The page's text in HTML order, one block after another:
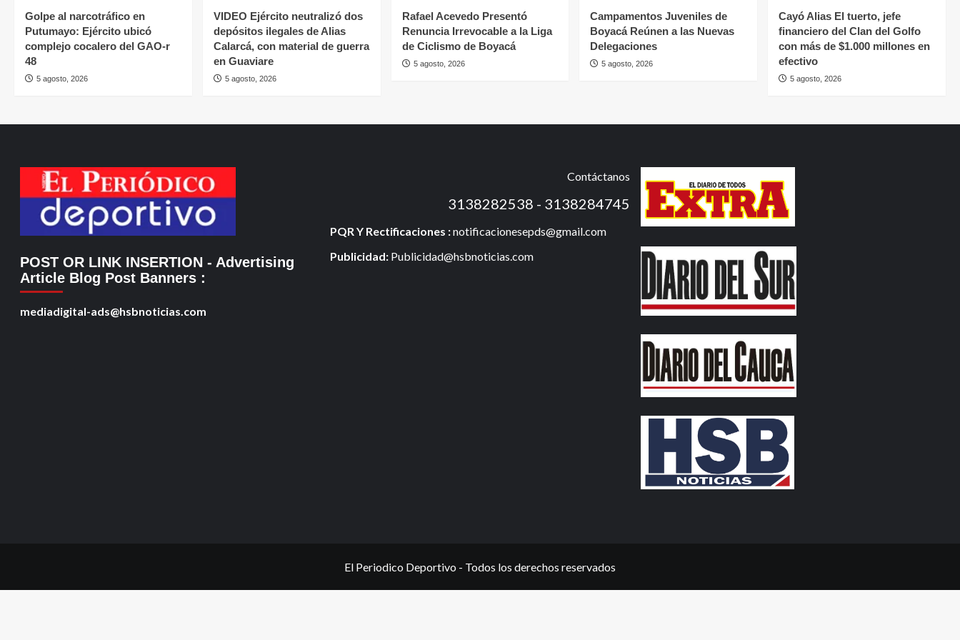
Golpe al narcotráfico en
Putumayo: Ejército ubicó
complejo cocalero del GAO-r
48
5 agosto, 2026
VIDEO Ejército neutralizó dos
depósitos ilegales de Alias
Calarcá, con material de guerra
en Guaviare
5 agosto, 2026
Rafael Acevedo Presentó
Renuncia Irrevocable a la Liga
de Ciclismo de Boyacá
5 agosto, 2026
Campamentos Juveniles de
Boyacá Reúnen a las Nuevas
Delegaciones
5 agosto, 2026
Cayó Alias El tuerto, jefe
financiero del Clan del Golfo
con más de $1.000 millones en
efectivo
5 agosto, 2026
POST OR LINK INSERTION - Advertising
Article Blog Post Banners :
mediadigital-ads@hsbnoticias.com
Contáctanos
3138282538 - 3138284745
PQR Y Rectificaciones :notificacionesepds@gmail.com
Publicidad: Publicidad@hsbnoticias.com